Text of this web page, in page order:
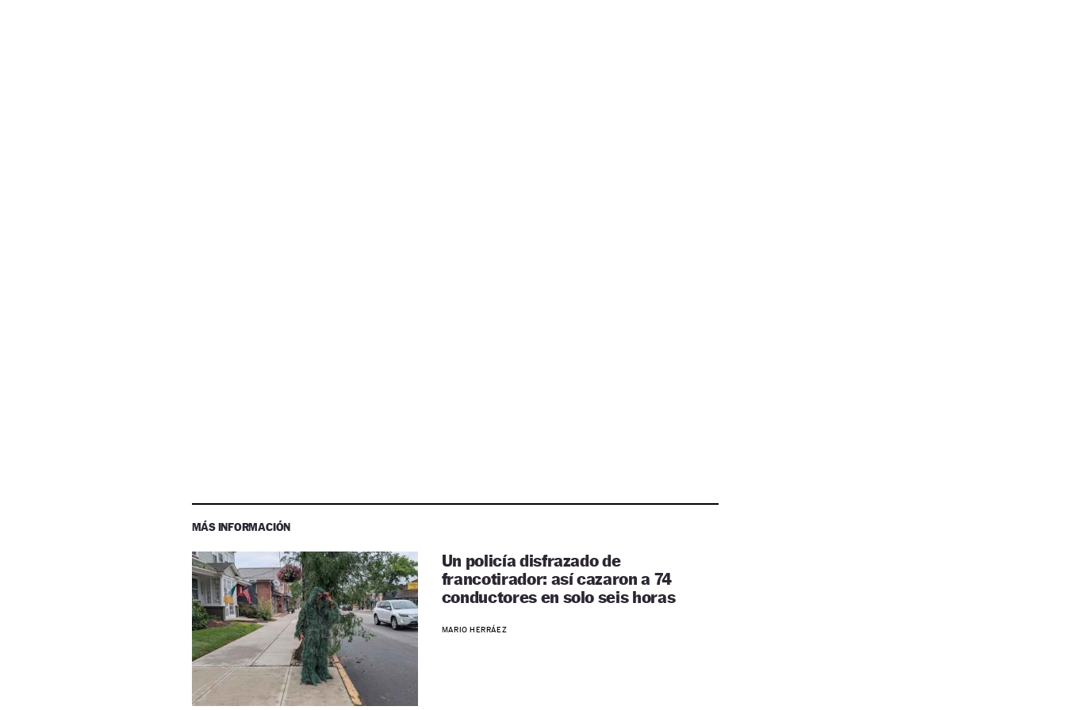
MÁS INFORMACIÓN
Un policía disfrazado de
francotirador: así cazaron a 74
conductores en solo seis horas
MARIO HERRÁEZ